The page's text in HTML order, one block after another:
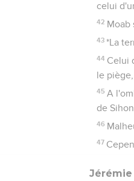
celui
42 Moab
43 *La
44 Celui
le
45 A
de
46
47
Jérémie